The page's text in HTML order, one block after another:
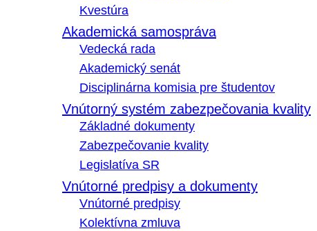
Kvestúra
Akademická samospráva
Vedecká rada
Akademický senát
Disciplinárna komisia pre študentov
Vnútorný systém zabezpečovania kvality
Základné dokumenty
Zabezpečovanie kvality
Legislatíva SR
Vnútorné predpisy a dokumenty
Vnútorné predpisy
Kolektívna zmluva